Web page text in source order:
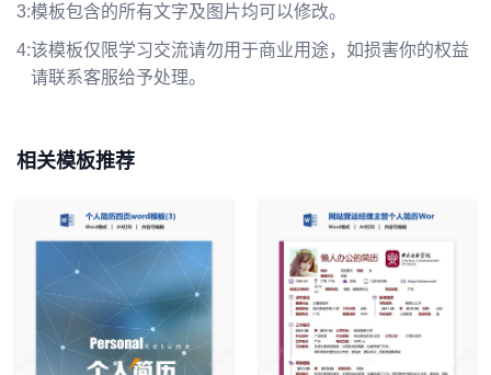
3:模板包含的所有文字及图片均可以修改。
4:该模板仅限学习交流请勿用于商业用途，如损害你的权益
请联系客服给予处理。
相关模板推荐